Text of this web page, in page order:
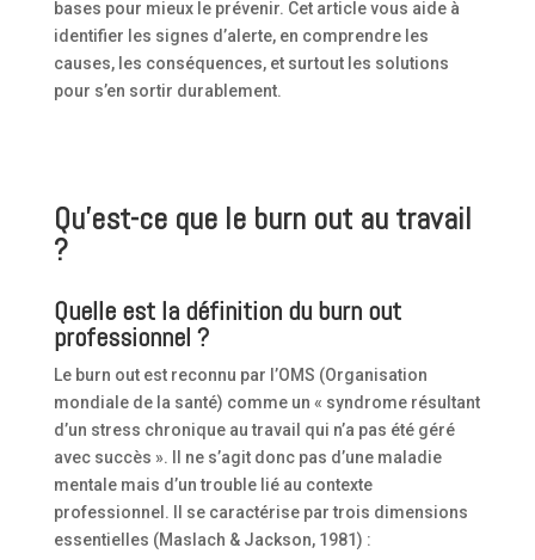
bases pour mieux le prévenir. Cet article vous aide à
identifier les signes d’alerte, en comprendre les
causes, les conséquences, et surtout les solutions
pour s’en sortir durablement.
Qu’est-ce que le burn out au travail
?
Quelle est la définition du burn out
professionnel ?
Le burn out est reconnu par l’OMS (Organisation
mondiale de la santé) comme un « syndrome résultant
d’un stress chronique au travail qui n’a pas été géré
avec succès ». Il ne s’agit donc pas d’une maladie
mentale mais d’un trouble lié au contexte
professionnel. Il se caractérise par trois dimensions
essentielles (Maslach & Jackson, 1981) :